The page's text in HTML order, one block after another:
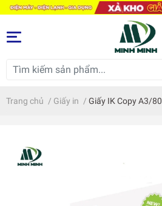
Trang chủ / Giấy in / Giấy IK Copy A3/80